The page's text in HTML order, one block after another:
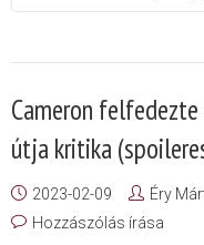
Cameron
útja kritika
2023-02-09 Éry
Hozzászólás írása